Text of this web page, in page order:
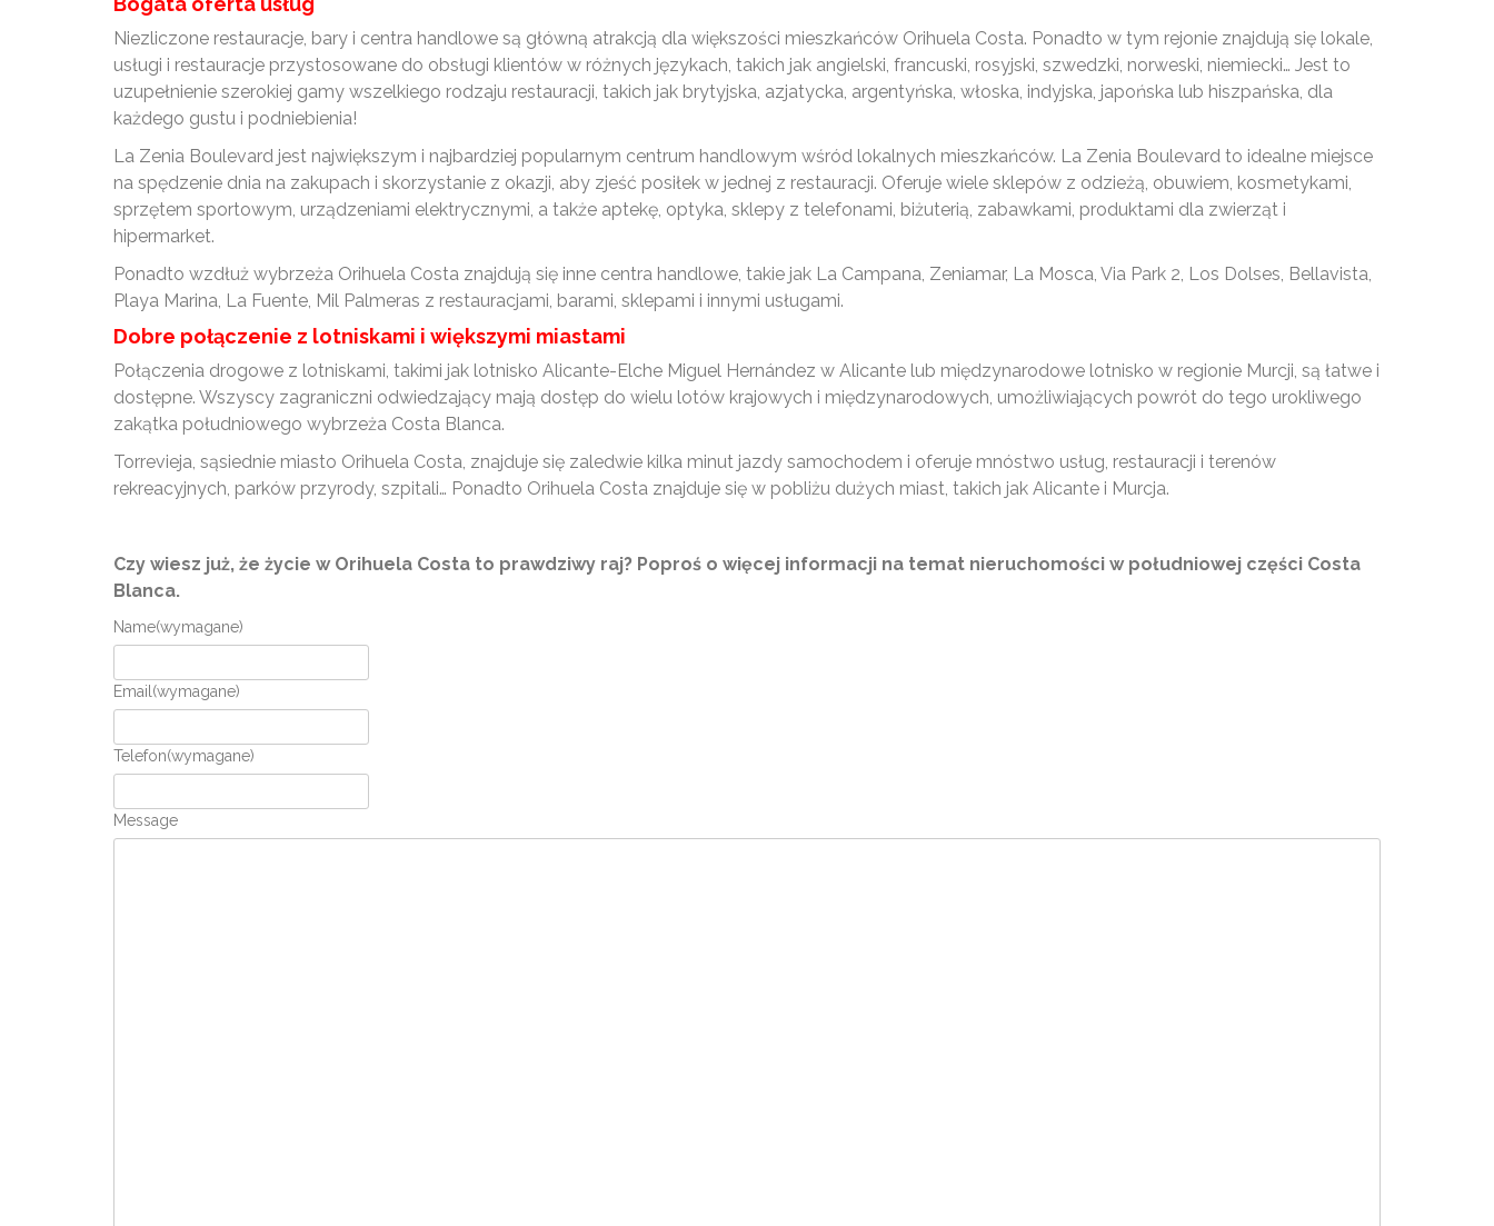
Niezliczone restauracje, bary i centra handlowe są główną atrakcją dla większości mieszkańców Orihuela Costa. Ponadto w tym rejonie znajdują się lokale,
usługi i restauracje przystosowane do obsługi klientów w różnych językach, takich jak angielski, francuski, rosyjski, szwedzki, norweski, niemiecki… Jest to
uzupełnienie szerokiej gamy wszelkiego rodzaju restauracji, takich jak brytyjska, azjatycka, argentyńska, włoska, indyjska, japońska lub hiszpańska, dla
każdego gustu i podniebienia!
La Zenia Boulevard jest największym i najbardziej popularnym centrum handlowym wśród lokalnych mieszkańców. La Zenia Boulevard to idealne miejsce
na spędzenie dnia na zakupach i skorzystanie z okazji, aby zjeść posiłek w jednej z restauracji. Oferuje wiele sklepów z odzieżą, obuwiem, kosmetykami,
sprzętem sportowym, urządzeniami elektrycznymi, a także aptekę, optyka, sklepy z telefonami, biżuterią, zabawkami, produktami dla zwierząt i
hipermarket.
Ponadto wzdłuż wybrzeża Orihuela Costa znajdują się inne centra handlowe, takie jak La Campana, Zeniamar, La Mosca, Via Park 2, Los Dolses, Bellavista,
Playa Marina, La Fuente, Mil Palmeras z restauracjami, barami, sklepami i innymi usługami.
Dobre połączenie z lotniskami i większymi miastami
Połączenia drogowe z lotniskami, takimi jak lotnisko Alicante-Elche Miguel Hernández w Alicante lub międzynarodowe lotnisko w regionie Murcji, są łatwe i
dostępne. Wszyscy zagraniczni odwiedzający mają dostęp do wielu lotów krajowych i międzynarodowych, umożliwiających powrót do tego urokliwego
zakątka południowego wybrzeża Costa Blanca.
Torrevieja, sąsiednie miasto Orihuela Costa, znajduje się zaledwie kilka minut jazdy samochodem i oferuje mnóstwo usług, restauracji i terenów
rekreacyjnych, parków przyrody, szpitali… Ponadto Orihuela Costa znajduje się w pobliżu dużych miast, takich jak Alicante i Murcja.
Czy wiesz już, że życie w Orihuela Costa to prawdziwy raj? Poproś o więcej informacji na temat nieruchomości w południowej części Costa
Blanca.
Name(wymagane)
Email (wymagane)
Telefon(wymagane)
Message